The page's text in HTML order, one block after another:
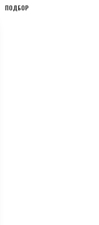
ПОДБОР